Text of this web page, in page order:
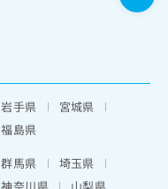
岩手県
宮城県
福島県
群馬県
埼玉県
神奈川県
山梨県